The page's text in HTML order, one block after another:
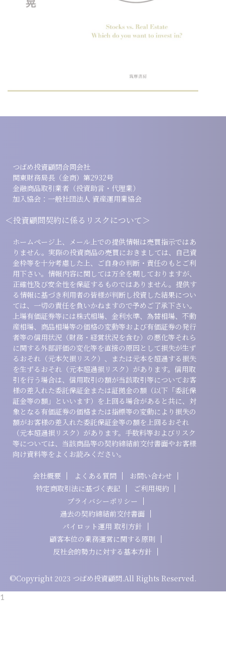
つばめ投資顧問合同会社
関東財務局長（金商）第2932号
金融商品取引業者（投資助言・代理業）
加入協会：一般社団法人 資産運用業協会
＜投資顧問契約に係るリスクについて＞
ホームページ上、メール上での提供情報は売買指示ではあ
りません。実際の投資商品の売買におきましては、自己資
金枠等を十分考慮した上、ご自身の判断・責任のもとご利
用下さい。情報内容に関しては万全を期しておりますが、
正確性及び安全性を保証するものではありません。提供す
る情報に基づき利用者の皆様が判断し投資した結果につい
ては、一切の責任を負いかねますので予めご了承下さい。
上場有価証券等には株式相場、金利水準、為替相場、不動
産相場、商品相場等の価格の変動等および有価証券の発行
者等の信用状況（財務・経営状況を含む）の悪化等それら
に関する外部評価の変化等を直接の原因として損失が生ず
るおそれ（元本欠損リスク）、または元本を超過する損失
を生ずるおそれ（元本超過損リスク）があります。信用取
引を行う場合は、信用取引の額が当該取引等についてお客
様の差入れた委託保証金または証拠金の額（以下「委託保
証金等の額」といいます）を上回る場合があると共に、対
象となる有価証券の価格または指標等の変動により損失の
額がお客様の差入れた委託保証金等の額を上回るおそれ
（元本超過損リスク）があります。手数料等およびリスク
等については、当該商品等の契約締結前交付書面やお客様
向け資料等をよくお読みください。
会社概要 よくある質問
お問い合わせ
特定商取引法に基づく表記
ご利用規約
プライバシーポリシー
過去の契約締結前交付書面
パイロット運用 取引方針
顧客本位の業務運営に関する原則
反社会的勢力に対する基本方針
©Copyright 2023 つばめ投資顧問.All Rights Reserved.
1